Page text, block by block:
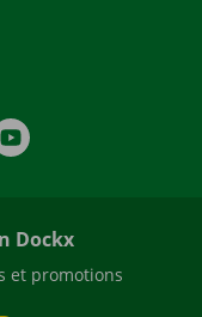
Dockx
et promotions